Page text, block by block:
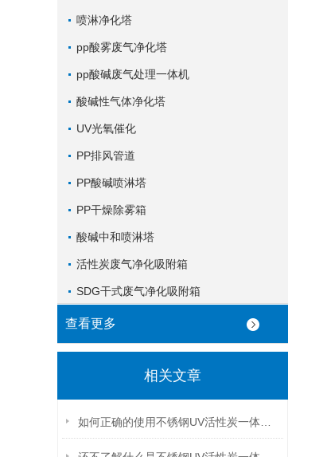
喷淋净化塔
pp酸雾废气净化塔
pp酸碱废气处理一体机
酸碱性气体净化塔
UV光氧催化
PP排风管道
PP酸碱喷淋塔
PP干燥除雾箱
酸碱中和喷淋塔
活性炭废气净化吸附箱
SDG干式废气净化吸附箱
查看更多
相关文章